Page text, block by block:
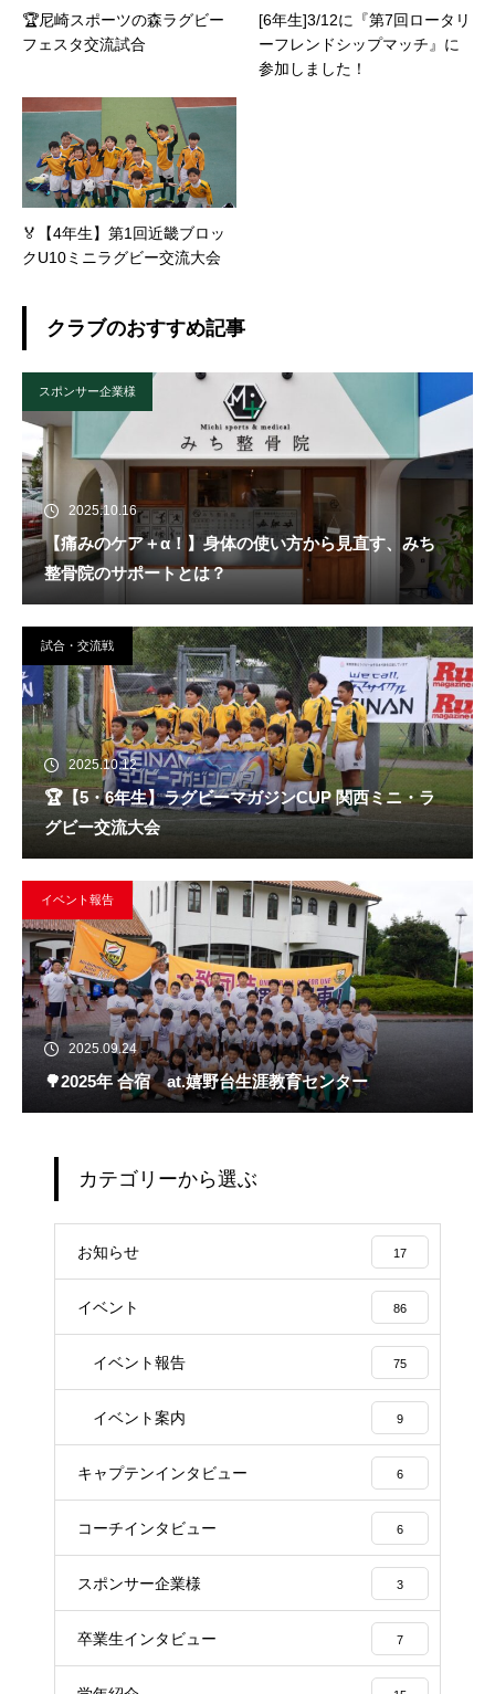
🏆尼崎スポーツの森ラグビー
フェスタ交流試合
[6年生]3/12に『第7回ロータリ
ーフレンドシップマッチ』に
参加しました！
🏅【4年生】第1回近畿ブロッ
クU10ミニラグビー交流大会
クラブのおすすめ記事
スポンサー企業様
2025.10.16
【痛みのケア＋α！】身体の使い方から見直す、みち
整骨院のサポートとは？
試合・交流戦
2025.10.12
🏆️【5・6年生】ラグビーマガジンCUP 関西ミニ・ラ
グビー交流大会
イベント報告
2025.09.24
🌳2025年 合宿 at.嬉野台生涯教育センター
カテゴリーから選ぶ
お知らせ 17
イベント 86
イベント報告 75
イベント案内 9
キャプテンインタビュー 6
コーチインタビュー 6
スポンサー企業様 3
卒業生インタビュー 7